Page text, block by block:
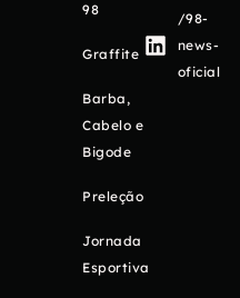
98
Graffite
Barba,
Cabelo e
Bigode
Preleção
Jornada
Esportiva
/98-
news-
oficial